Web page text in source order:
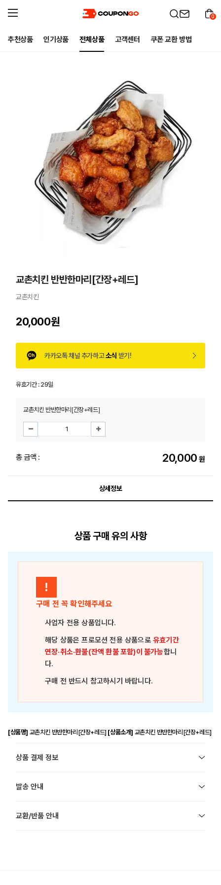
추천상품 인기상품 전체상품 고객센터 쿠폰 교환 방법
0
교촌치킨 반반한마리[간장+레드]
교촌치킨
20,000원
카카오톡 채널 추가하고소식 받기!
유효기간 :29일
교촌치킨 반반한마리[간장+레드]
총 금액 : 20,000 원
상세정보
상품 구매 유의 사항
!
구매 전 꼭 확인해주세요
사업자 전용 상품입니다.
해당 상품은프로모션 전용 상품으로유효기간
연장·취소·환불(잔액 환불 포함)이 불가능합니
다.
구매 전 반드시 참고하시기 바랍니다.
[상품명] 교촌치킨 반반한마리[간장+레드] [상품소개] 교촌치킨 반반한마리[간장+레드]
상품 결제 정보
발송 안내
교환/반품 안내